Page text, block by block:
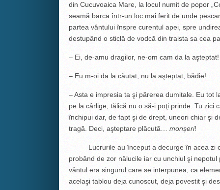
din Cucuvoaica Mare, la locul numit de popor
seamă barca într-un loc mai ferit de unde
partea vântului înspre curentul apei, spre
destupând o sticlă de vodcă din traista sa cea
– Ei, de-amu dragilor, ne-om cam da la
– Eu m-oi da la căutat, nu la aşteptat, bădie!
– Asta e impresia ta şi părerea dumitale. Eu tot
pe la cârlige, tălică nu o să-i poţi prinde. Tu zici
închipui dar, de fapt şi de drept, uneori chiar şi
tragă. Deci, aşteptare plăcută… monşeri!
Lucrurile au început a decurge în acea zi
probând de zor nălucile iar cu unchiul şi
vântul era singurul care se interpunea, ca
acelaşi tablou deja cunoscut, deja povestit şi